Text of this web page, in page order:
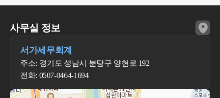
사무실 정보
서가세무회계
주소: 경기도 성남시 분당구 양현로 192
전화: 0507-0464-1694